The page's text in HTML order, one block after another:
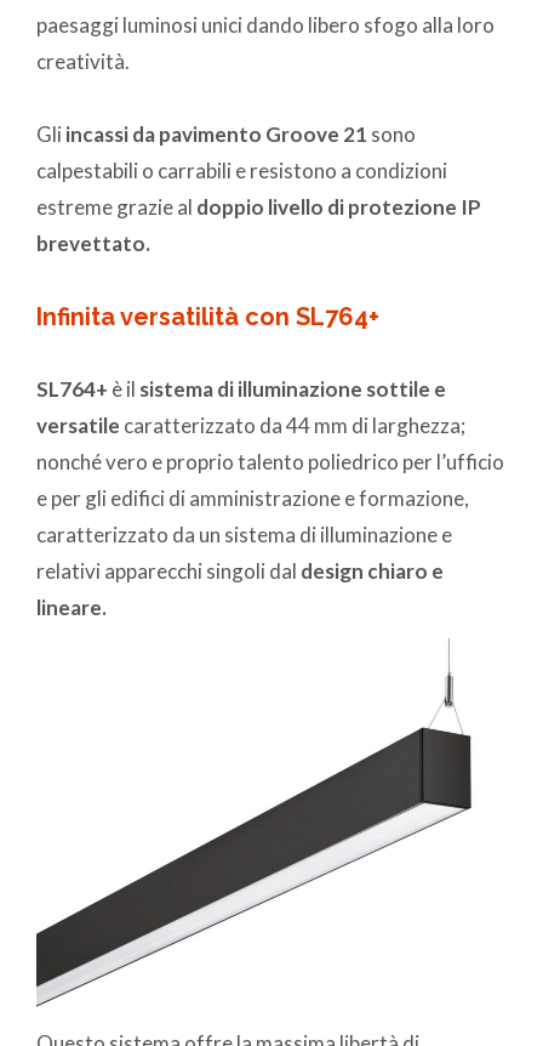
paesaggi luminosi unici dando libero sfogo alla loro
creatività.
Gli incassi da pavimento Groove 21 sono
calpestabili o carrabili e resistono a condizioni
estreme grazie al doppio livello di protezione IP
brevettato.
Infinita versatilità con SL764+
SL764+ è il sistema di illuminazione sottile e
versatile caratterizzato da 44 mm di larghezza;
nonché vero e proprio talento poliedrico per l’ufficio
e per gli edifici di amministrazione e formazione,
caratterizzato da un sistema di illuminazione e
relativi apparecchi singoli dal design chiaro e
lineare.